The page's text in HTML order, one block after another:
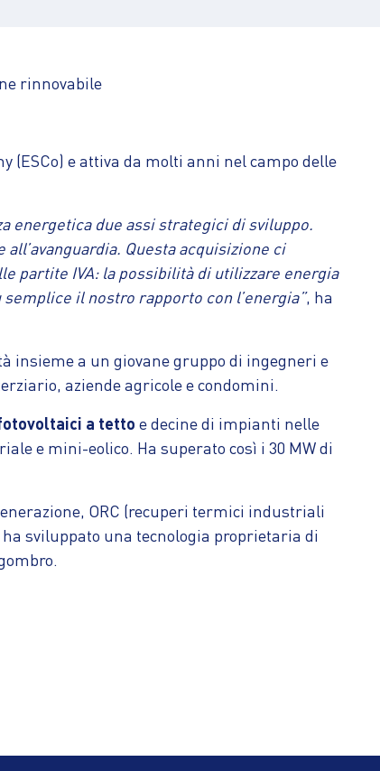
rinnovabile
(ESCo) e attiva da molti anni nel campo delle
energetica due assi strategici di sviluppo.
Questa acquisizione ci
partite IVA: la possibilità di utilizzare energia
il nostro rapporto con l’energia”, ha
insieme a un giovane gruppo di ingegneri e
aziende agricole e condomini.
a tetto e decine di impianti nelle
e mini-eolico. Ha superato così i 30 MW di
ORC (recuperi termici industriali
sviluppato una tecnologia proprietaria di